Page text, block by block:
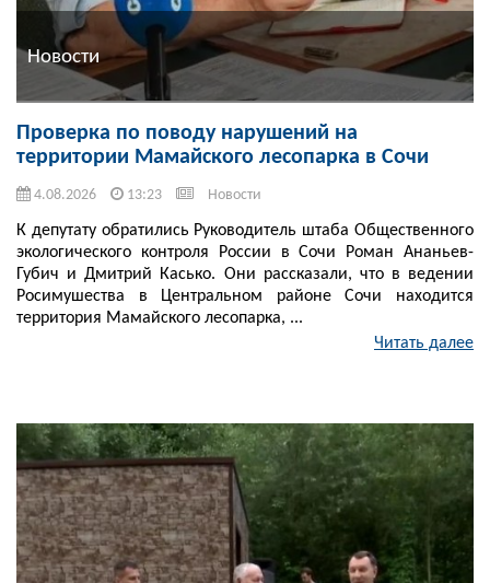
Новости
Проверка по поводу нарушений на
территории Мамайского лесопарка в Сочи
4.08.2026 13:23 Новости
К депутату обратились Руководитель штаба Общественного
экологического контроля России в Сочи Роман Ананьев-
Губич и Дмитрий Касько. Они рассказали, что в ведении
Росимушества в Центральном районе Сочи находится
территория Мамайского лесопарка, ...
Читать далее